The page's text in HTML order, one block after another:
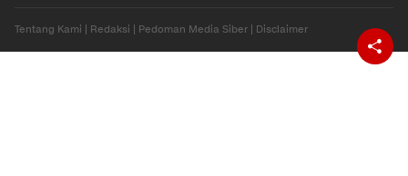
Tentang Kami Redaksi Pedoman Media Siber Disclaimer